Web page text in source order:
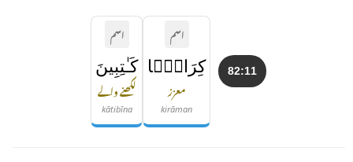
82:11
اسم
كِرَامًۭا
معزز
kirāman
اسم
كَـٰتِبِينَ
لکھنے والے
kātibīna